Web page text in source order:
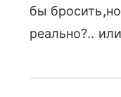
бы
реально?..